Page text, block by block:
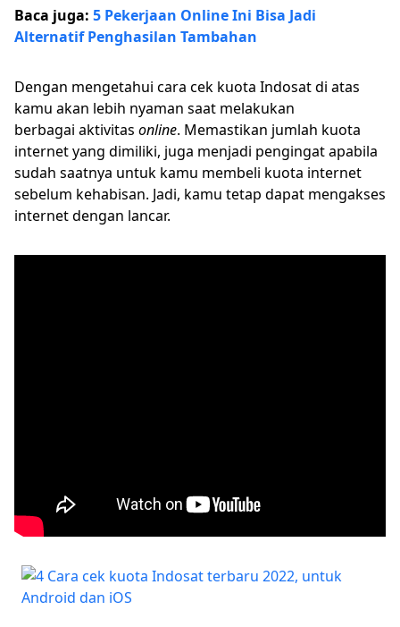
Baca juga: 5 Pekerjaan Online Ini Bisa Jadi
Alternatif Penghasilan Tambahan
Dengan mengetahui cara cek kuota Indosat di atas
kamu akan lebih nyaman saat melakukan
berbagai aktivitas online. Memastikan jumlah kuota
internet yang dimiliki, juga menjadi pengingat apabila
sudah saatnya untuk kamu membeli kuota internet
sebelum kehabisan. Jadi, kamu tetap dapat mengakses
internet dengan lancar.